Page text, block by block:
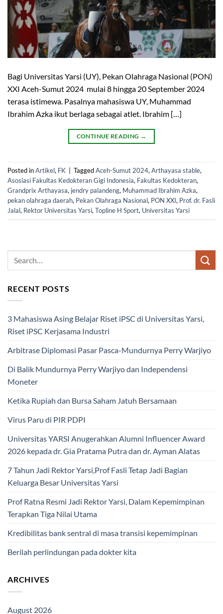
Bagi Universitas Yarsi (UY), Pekan Olahraga Nasional (PON)
XXI Aceh-Sumut 2024 mulai 8 hingga 20 September 2024
terasa istimewa. Pasalnya mahasiswa UY, Muhammad
Ibrahim Azka ikut berlaga sebagai atlet. Ibrahim […]
CONTINUE READING →
Posted inArtikel, FK TaggedAceh-Sumut 2024, Arthayasa stable,
Asosiasi Fakultas Kedokteran Gigi Indonesia, Fakultas Kedokteran,
Grandprix Arthayasa, jendry palandeng, Muhammad Ibrahim Azka,
pekan olahraga daerah, Pekan Olahraga Nasional, PON XXI, Prof. dr. Fasli
Jalal, Rektor Universitas Yarsi, Topline H Sport, Universitas Yarsi
RECENT POSTS
3 Mahasiswa Asing Belajar Riset iPSC di Universitas Yarsi,
Riset iPSC Kerjasama Industri
Arbitrase Diplomasi Pasar Pasca-Mundurnya Perry Warjiyo
Di Balik Mundurnya Perry Warjiyo dan Independensi
Moneter
Ketika Rupiah dan Bursa Saham Jatuh Bersamaan
Virus Paru di PIR PDPI
Universitas YARSI Anugerahkan Alumni Influencer Award
2026 kepada dr. Gia Pratama Putra dan dr. Ayman Alatas
7 Tahun Jadi Rektor Yarsi,Prof Fasli Tetap Jadi Bagian
Keluarga Besar Universitas Yarsi
Prof Ratna Resmi Jadi Rektor Yarsi, Dalam Kepemimpinan
Terapkan Tiga Nilai Utama
Kredibilitas bank sentral di masa transisi kepemimpinan
Berilah perlindungan pada dokter kita
ARCHIVES
August 2026